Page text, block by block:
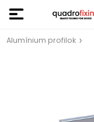
Alumínium profilok